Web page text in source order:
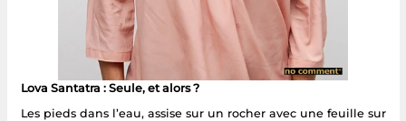
Lova Santatra : Seule, et alors ?
Les pieds dans l’eau, assise sur un rocher avec une feuille sur